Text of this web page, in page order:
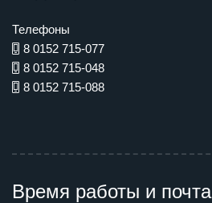
Телефоны
8 0152 715-077
8 0152 715-048
8 0152 715-088
Время работы и почта